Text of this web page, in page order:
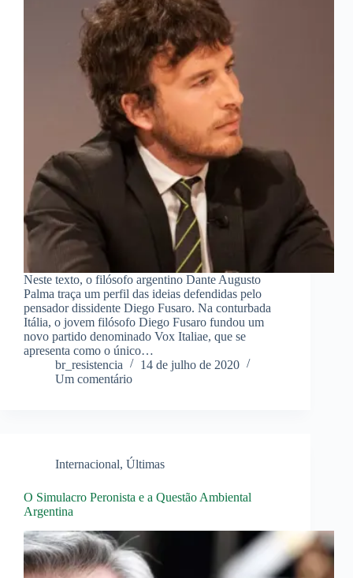
Neste texto, o filósofo argentino Dante Augusto
Palma traça um perfil das ideias defendidas pelo
pensador dissidente Diego Fusaro. Na conturbada
Itália, o jovem filósofo Diego Fusaro fundou um
novo partido denominado Vox Italiae, que se
apresenta como o único…
br_resistencia
14 de julho de 2020
Um comentário
Internacional, Últimas
O Simulacro Peronista e a Questão Ambiental
Argentina